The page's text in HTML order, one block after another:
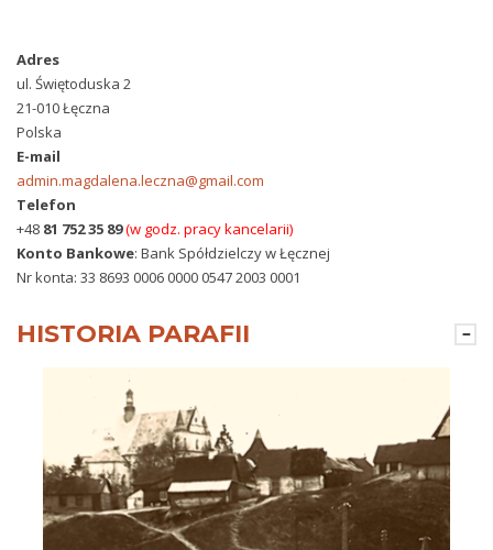
Adres
ul. Świętoduska 2
21-010 Łęczna
Polska
E-mail
admin.magdalena.leczna@gmail.com
Telefon
+48 81 752 35 89(w godz. pracy kancelarii)
Konto Bankowe: Bank Spółdzielczy w Łęcznej
Nr konta: 33 8693 0006 0000 0547 2003 0001
HISTORIA PARAFII